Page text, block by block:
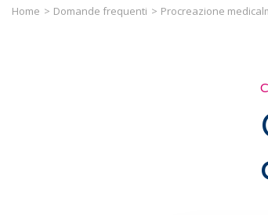
Home Domande frequenti Procreazione